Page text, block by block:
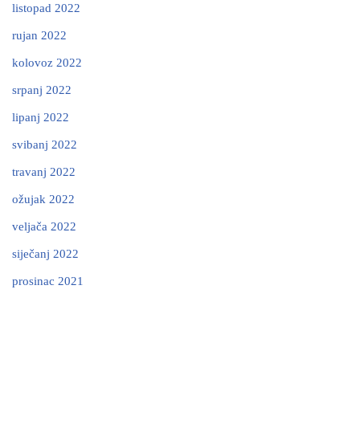
listopad 2022
rujan 2022
kolovoz 2022
srpanj 2022
lipanj 2022
svibanj 2022
travanj 2022
ožujak 2022
veljača 2022
siječanj 2022
prosinac 2021